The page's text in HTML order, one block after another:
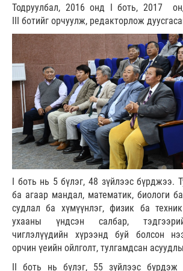
Тодруулбал, 2016 онд I боть, 2017
III ботийг орчуулж, редакторлож
I боть нь 5 бүлэг, 48 зүйлээс бүрджээ.
ба агаар мандал, математик, биологи
судлал ба хүмүүнлэг, физик ба
ухааны үндсэн салбар,
чиглэлүүдийн хүрээнд буй болсон
орчин үеийн ойлголт, тулгамдсан
II боть нь бүлэг, 55 зүйлээс